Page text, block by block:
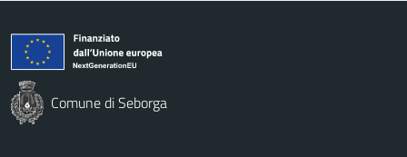
Comune di Seborga